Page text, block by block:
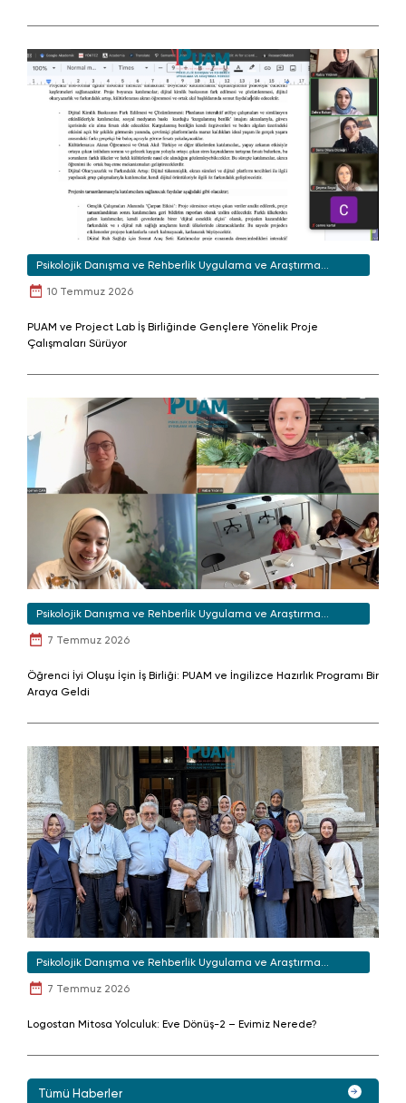
Psikolojik Danışma ve Rehberlik Uygulama ve Araştırma
Merkezi
10 Temmuz 2026
PUAM ve Project Lab İş Birliğinde Gençlere Yönelik Proje
Çalışmaları Sürüyor
Psikolojik Danışma ve Rehberlik Uygulama ve Araştırma
Merkezi
7 Temmuz 2026
Öğrenci İyi Oluşu İçin İş Birliği: PUAM ve İngilizce Hazırlık Programı Bir
Araya Geldi
Psikolojik Danışma ve Rehberlik Uygulama ve Araştırma
Merkezi
7 Temmuz 2026
Logostan Mitosa Yolculuk: Eve Dönüş-2 – Evimiz Nerede?
Tümü Haberler